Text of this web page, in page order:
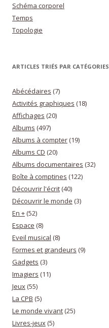
Schéma corporel
Temps
Topologie
ARTICLES TRIÉS PAR CATÉGORIES
Abécédaires (7)
Activités graphiques (18)
Affichages (20)
Albums (497)
Albums à compter (19)
Albums CD (20)
Albums documentaires (32)
Boîte à comptines (122)
Découvrir l'écrit (40)
Découvrir le monde (3)
En + (52)
Espace (8)
Eveil musical (8)
Formes et grandeurs (9)
Gadgets (3)
Imagiers (11)
Jeux (55)
La CPB (5)
Le monde vivant (25)
Livres-jeux (5)